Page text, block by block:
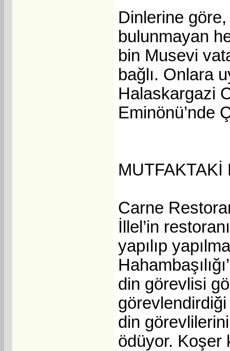
Dinlerine göre,
bulunmayan
bin Musevi
bağlı. Onlara
Halaskargazi
Eminönü’nde
MUTFAKTAKİ
Carne
İllel’in
yapılıp
din görevlisi
din
ödüyor. Koşer